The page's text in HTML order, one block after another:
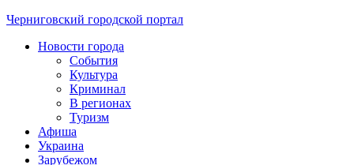
Черниговский городской портал
Новости города
События
Культура
Криминал
В регионах
Туризм
Афиша
Украина
Зарубежом